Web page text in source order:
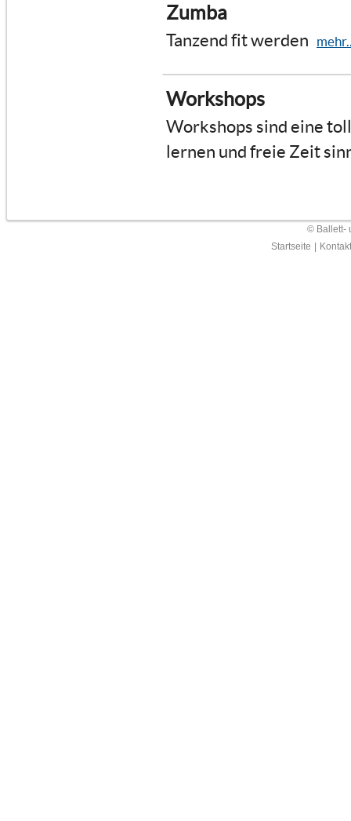
Zumba
Tanzend fit werden
Workshops
Workshops sind eine
lernen und freie Zeit
© Ballett-
Startseite
Kontakt